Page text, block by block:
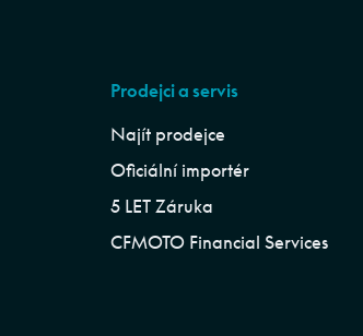
Prodejci a servis
Najít prodejce
Oficiální importér
5 LET Záruka
CFMOTO Financial Services